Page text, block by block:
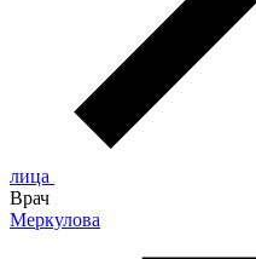
лица
Врач
Меркулова